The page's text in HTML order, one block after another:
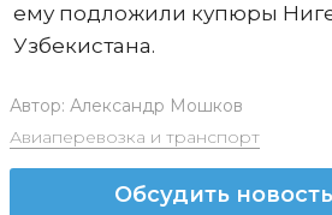
ему подложили купюры
Узбекистана.
Автор: Александр Мошков
Авиаперевозка и транспорт
Обсудить новость